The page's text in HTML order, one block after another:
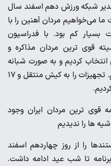
شبکه ورزش دهم اسفند سال
می‌خواهیم مردان آهنین را با
بسیار کم بود. با فدراسیون
قوی ترین مردان مذاکره و
انتخاب کردیم و به صورت شبانه
روزی مشغول ساخت دکور شدیم. تجهیزات را به کیش منتقل و ۱۷
قوی ترین مردان ایران وجود
ها را ندیدیم
را از روز چهاردهم اسفند
تا شب عید ادامه داشت.